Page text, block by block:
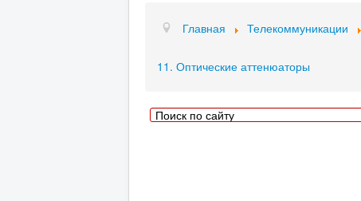
Главная Телекоммуникации
11. Оптические аттенюаторы